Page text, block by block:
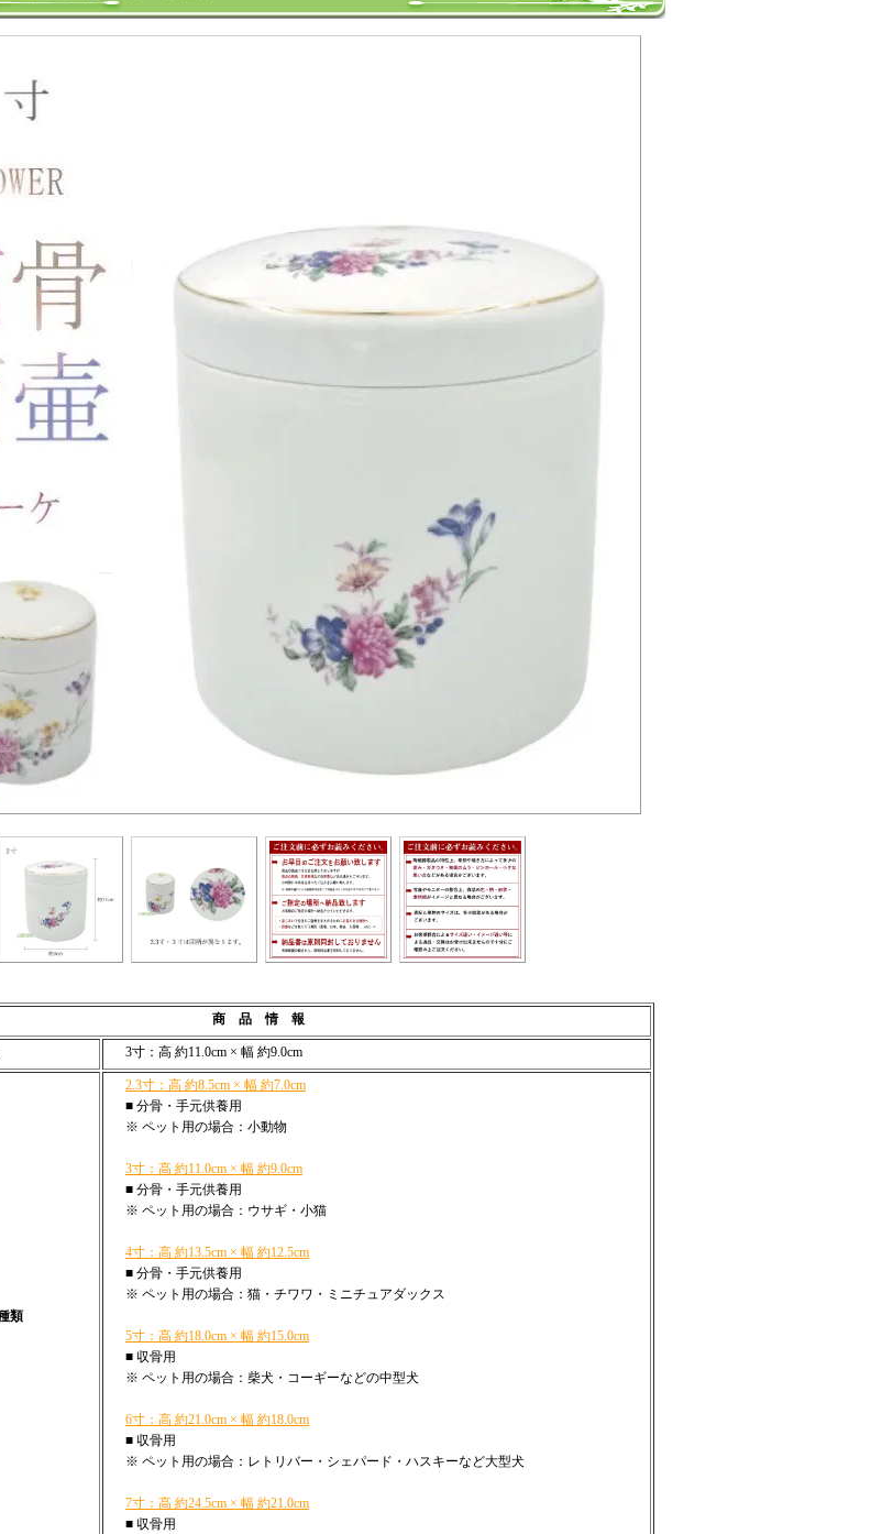
商 品 情 報
3寸：高 約11.0cm × 幅 約9.0cm
類
2.3寸：高 約8.5cm × 幅 約7.0cm
■ 分骨・手元供養用
※ ペット用の場合：小動物
3寸：高 約11.0cm × 幅 約9.0cm
■ 分骨・手元供養用
※ ペット用の場合：ウサギ・小猫
4寸：高 約13.5cm × 幅 約12.5cm
■ 分骨・手元供養用
※ ペット用の場合：猫・チワワ・ミニチュアダックス
5寸：高 約18.0cm × 幅 約15.0cm
■ 収骨用
※ ペット用の場合：柴犬・コーギーなどの中型犬
6寸：高 約21.0cm × 幅 約18.0cm
■ 収骨用
※ ペット用の場合：レトリバー・シェパード・ハスキーなど大型犬
7寸：高 約24.5cm × 幅 約21.0cm
■ 収骨用